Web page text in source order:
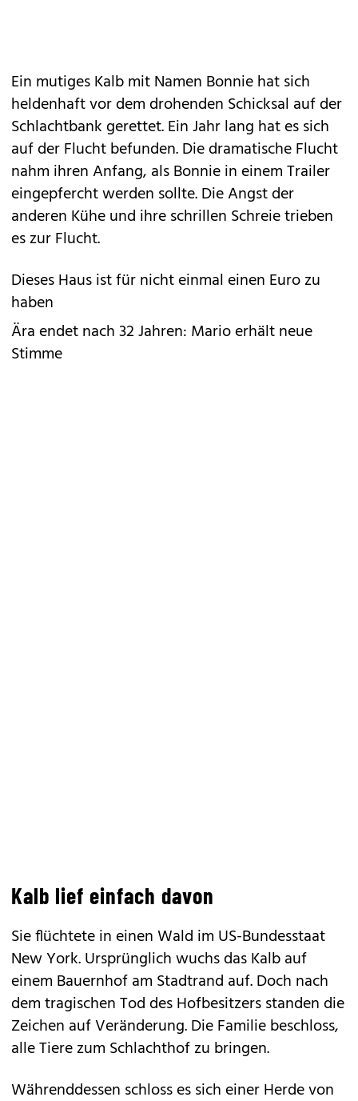
Ein mutiges Kalb mit Namen Bonnie hat sich
heldenhaft vor dem drohenden Schicksal auf der
Schlachtbank gerettet. Ein Jahr lang hat es sich
auf der Flucht befunden. Die dramatische Flucht
nahm ihren Anfang, als Bonnie in einem Trailer
eingepfercht werden sollte. Die Angst der
anderen Kühe und ihre schrillen Schreie trieben
es zur Flucht.
Dieses Haus ist für nicht einmal einen Euro zu
haben
Ära endet nach 32 Jahren: Mario erhält neue
Stimme
Kalb lief einfach davon
Sie flüchtete in einen Wald im US-Bundesstaat
New York. Ursprünglich wuchs das Kalb auf
einem Bauernhof am Stadtrand auf. Doch nach
dem tragischen Tod des Hofbesitzers standen die
Zeichen auf Veränderung. Die Familie beschloss,
alle Tiere zum Schlachthof zu bringen.
Währenddessen schloss es sich einer Herde von